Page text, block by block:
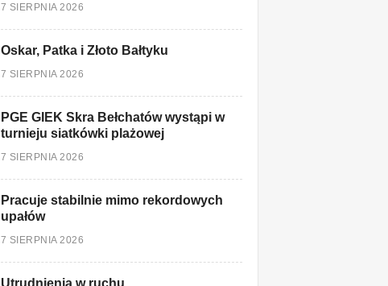
7 SIERPNIA 2026
Oskar, Patka i Złoto Bałtyku
7 SIERPNIA 2026
PGE GIEK Skra Bełchatów wystąpi w
turnieju siatkówki plażowej
7 SIERPNIA 2026
Pracuje stabilnie mimo rekordowych
upałów
7 SIERPNIA 2026
Utrudnienia w ruchu